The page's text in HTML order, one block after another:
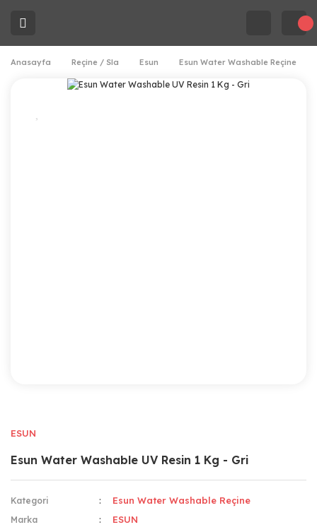
Anasayfa Reçine / Sla Esun Esun Water Washable Reçine
ESUN
Esun Water Washable UV Resin 1 Kg - Gri
Kategori Esun Water Washable Reçine
Marka ESUN